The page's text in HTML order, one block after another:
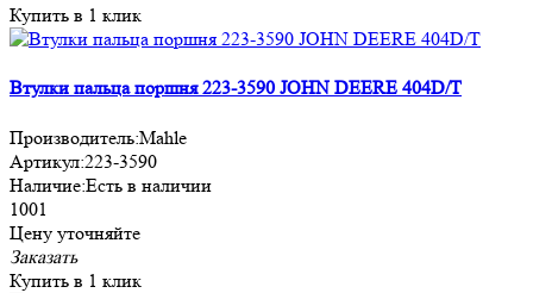
Купить в 1 клик
Втулки пальца поршня 223-3590 JOHN DEERE 404D/T
Производитель:Mahle
Артикул:223-3590
Наличие:Есть в наличии
1001
Цену уточняйте
Заказать
Купить в 1 клик